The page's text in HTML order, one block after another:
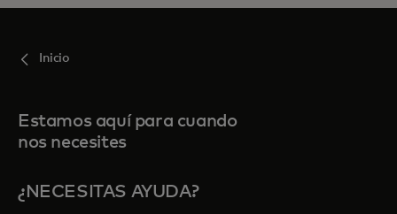
Inicio
Estamos aquí para cuando
nos necesites
¿NECESITAS AYUDA?